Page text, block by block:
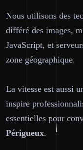
Nous utilisons des
différé des images,
JavaScript, et
zone géographique.
La vitesse est aussi
inspire
essentielles pour
Périgueux.